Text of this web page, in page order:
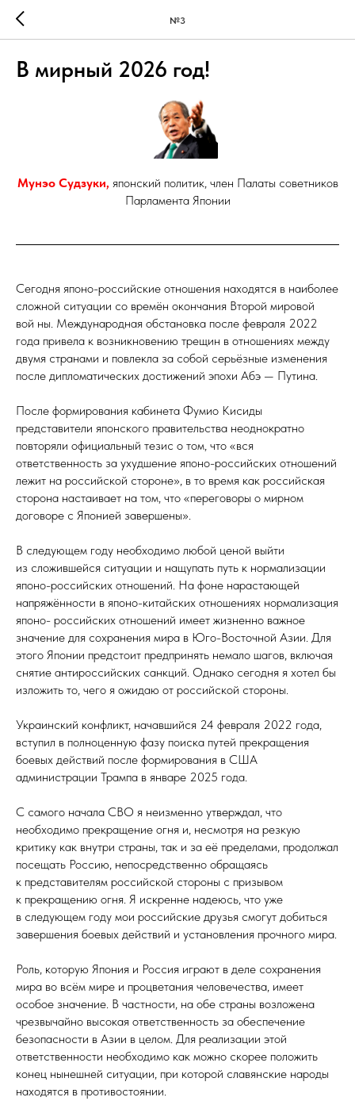
№3
В мирный 2026 год!
Мунэо Судзуки, японский политик, член Палаты советников
Парламента Японии
Сегодня японо-российские отношения находятся в наиболее
сложной ситуации со времён окончания Второй мировой
вой ны. Международная обстановка после февраля 2022
года привела к возникновению трещин в отношениях между
двумя странами и повлекла за собой серьёзные изменения
после дипломатических достижений эпохи Абэ — Путина.
После формирования кабинета Фумио Кисиды
представители японского правительства неоднократно
повторяли официальный тезис о том, что «вся
ответственность за ухудшение японо-российских отношений
лежит на российской стороне», в то время как российская
сторона настаивает на том, что «переговоры о мирном
договоре с Японией завершены».
В следующем году необходимо любой ценой выйти
из сложившейся ситуации и нащупать путь к нормализации
японо-российских отношений. На фоне нарастающей
напряжённости в японо-китайских отношениях нормализация
японо- российских отношений имеет жизненно важное
значение для сохранения мира в Юго-Восточной Азии. Для
этого Японии предстоит предпринять немало шагов, включая
снятие антироссийских санкций. Однако сегодня я хотел бы
изложить то, чего я ожидаю от российской стороны.
Украинский конфликт, начавшийся 24 февраля 2022 года,
вступил в полноценную фазу поиска путей прекращения
боевых действий после формирования в США
администрации Трампа в январе 2025 года.
С самого начала СВО я неизменно утверждал, что
необходимо прекращение огня и, несмотря на резкую
критику как внутри страны, так и за её пределами, продолжал
посещать Россию, непосредственно обращаясь
к представителям российской стороны с призывом
к прекращению огня. Я искренне надеюсь, что уже
в следующем году мои российские друзья смогут добиться
завершения боевых действий и установления прочного мира.
Роль, которую Япония и Россия играют в деле сохранения
мира во всём мире и процветания человечества, имеет
особое значение. В частности, на обе страны возложена
чрезвычайно высокая ответственность за обеспечение
безопасности в Азии в целом. Для реализации этой
ответственности необходимо как можно скорее положить
конец нынешней ситуации, при которой славянские народы
находятся в противостоянии.